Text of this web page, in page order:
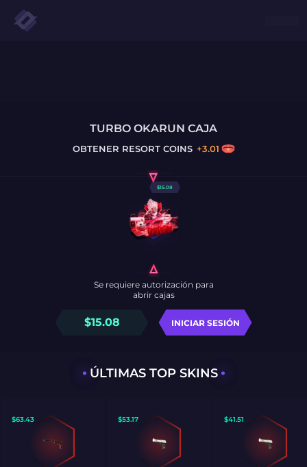
TURBO OKARUN CAJA
OBTENER RESORT COINS +3.01
$15.08
$15.08 INICIAR SESIÓN
Se requiere autorización para
abrir cajas
ÚLTIMAS TOP SKINS
$63.43 $53.17 $41.51